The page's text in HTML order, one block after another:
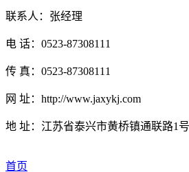
联系人：张经理
电 话：0523-87308111
传 真：0523-87308111
网 址：http://www.jaxykj.com
地 址：江苏省泰兴市黄桥镇通联路1号
首页